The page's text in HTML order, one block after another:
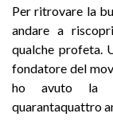
Per ritrovare la
andare a
qualche profeta.
fondatore del
ho avuto la
quarantaquattro